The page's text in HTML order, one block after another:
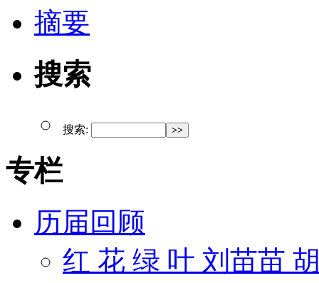
摘要
搜索
搜索:
专栏
历届回顾
红 花 绿 叶 刘苗苗